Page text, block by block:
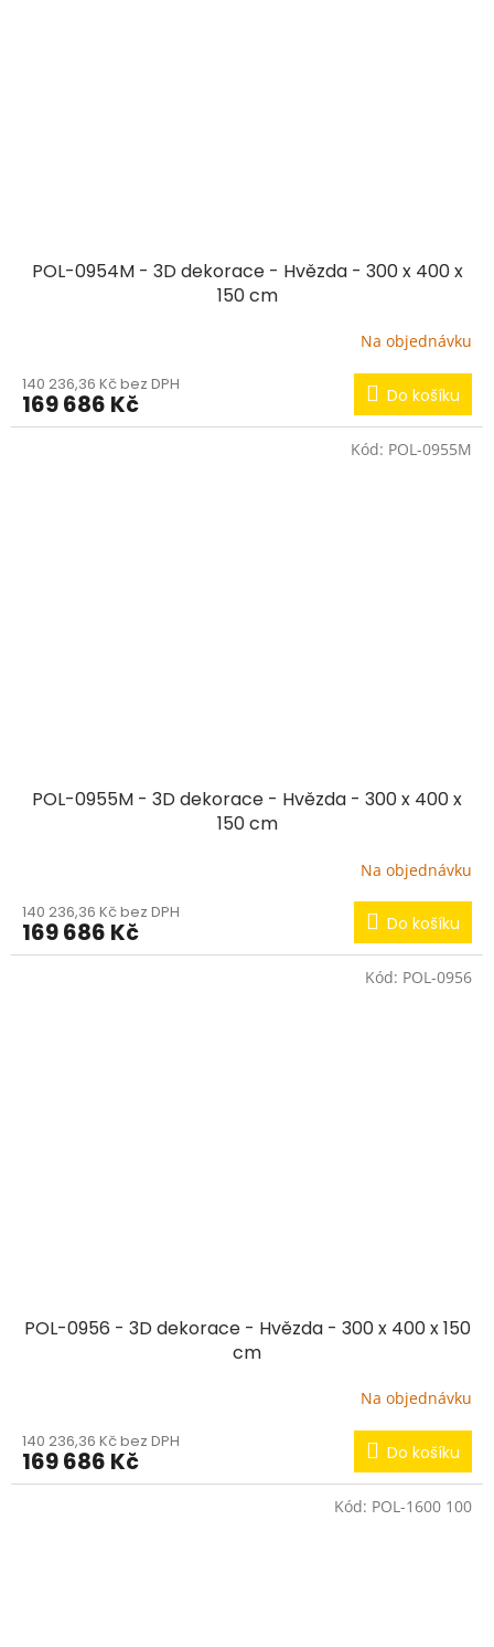
POL-0954M - 3D dekorace - Hvězda - 300 x 400 x
150 cm
Na objednávku
140 236,36 Kč bez DPH
169 686 Kč Do košíku
POL-0955M - 3D dekorace - Hvězda - 300 x 400 x
150 cm
Na objednávku
140 236,36 Kč bez DPH
169 686 Kč Do košíku
Kód: POL-0955M
POL-0956 - 3D dekorace - Hvězda - 300 x 400 x 150
cm
Na objednávku
140 236,36 Kč bez DPH
169 686 Kč Do košíku
Kód: POL-0956
Kód: POL-1600 100